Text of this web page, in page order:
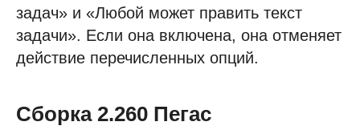
задач» и «Любой может править текст
задачи». Если она включена, она отменяет
действие перечисленных опций.
Сборка 2.260 Пегас